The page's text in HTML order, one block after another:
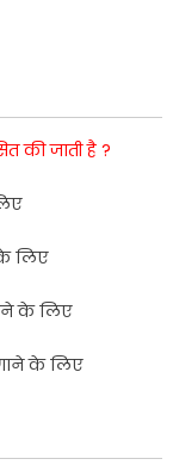
कीजातीहै ?
लिए
केलिए
केलिए